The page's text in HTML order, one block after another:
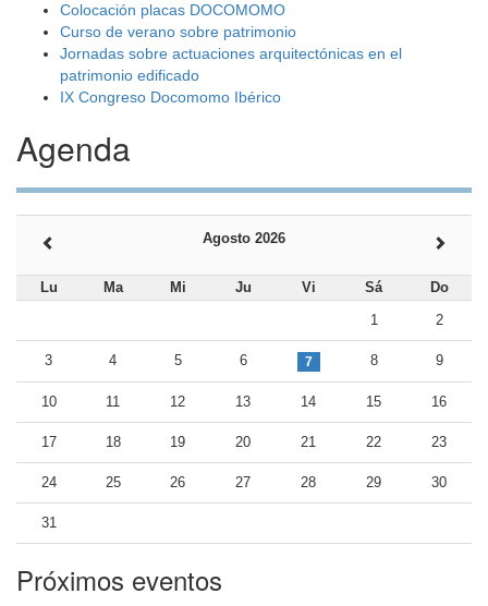
Colocación placas DOCOMOMO
Curso de verano sobre patrimonio
Jornadas sobre actuaciones arquitectónicas en el
patrimonio edificado
IX Congreso Docomomo Ibérico
Agenda
Agosto 2026
Lu Ma Mi Ju Vi Sá
Do
1
2
3 4 5 6 7 8 9
10 11 12 13 14 15 16
17 18 19 20 21 22 23
24 25 26 27 28 29 30
31
Próximos eventos